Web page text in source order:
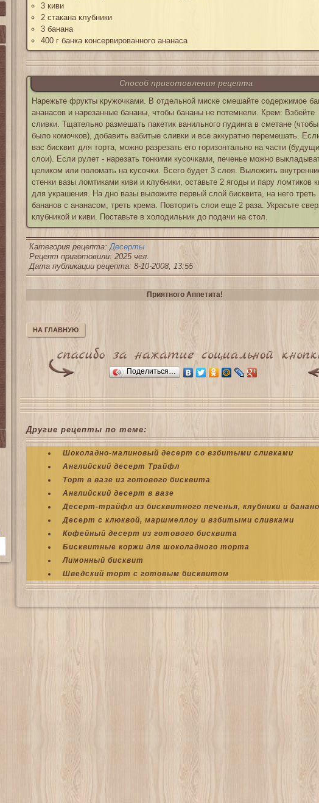
3 киви
2 стакана клубники
3 банана
400 г банка консервированного ананаса
Способ приготовления рецепта
Нарежьте фрукты кружочками. В отдельной миске смешайте содержимое
ананасов и нарезанные бананы, чтобы бананы не потемнели. Крем: Взбейте
сливки. Тщательно размешать пакетик ванильного пудинга в сметане
было комочков), добавить взбитые сливки и все аккуратно перемешать.
вас бисквит для торта, можно разрезать его горизонтально на части
слои). Если рулет - нарезать тонкими кусочками, печенье можно
целиком или поломать на кусочки. Всего будет 3 слоя. Выложить
стенки вазы ломтиками киви и клубники, оставьте 2 ягоды и пару ломтиков
для украшения. На дно вазы выложите первый слой бисквита, на него треть
бананов с ананасом, треть крема. Повторить слои еще 2 раза. Украсьте
клубникой и киви. Поставьте в холодильник до подачи на стол.
Категория рецепта: Десерты
Рецепт приготовили: 2025 чел.
Дата публикации рецепта: 8-10-2008, 13:55
Приятного Аппетита!
НА ГЛАВНУЮ
Поделиться…
Другие рецепты по теме:
Шоколадно-малиновый десерт со взбитыми сливками
Английский десерт Трайфл
Торт в вазе из готового бисквита
Английский десерт в вазе
Десерт-трайфл из бисквитного печенья, клубники и
Десерт с клюквой, маршмеллоу и взбитыми сливками
Кофейный десерт из готового бисквита
Бисквитные коржи для шоколадного торта
Лимонный бисквит
Шведский торт с готовым бисквитом